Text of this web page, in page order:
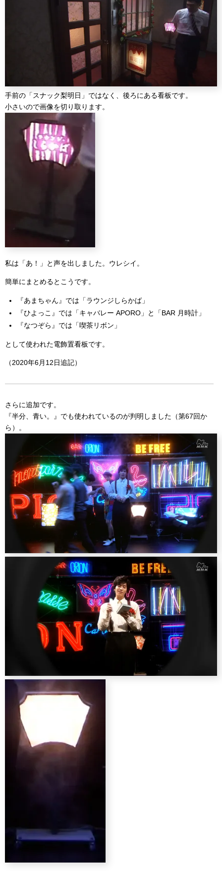
手前の「スナック梨明日」ではなく、後ろにある看板です。
小さいので画像を切り取ります。
私は「あ！」と声を出しました。ウレシイ。
簡単にまとめるとこうです。
『あまちゃん』では「ラウンジしらかば」
『ひよっこ』では「キャバレー APORO」と「BAR 月時計」
『なつぞら』では「喫茶リボン」
として使われた電飾置看板です。
（2020年6月12日追記）
さらに追加です。
『半分、青い。』でも使われているのが判明しました（第67回か
ら）。